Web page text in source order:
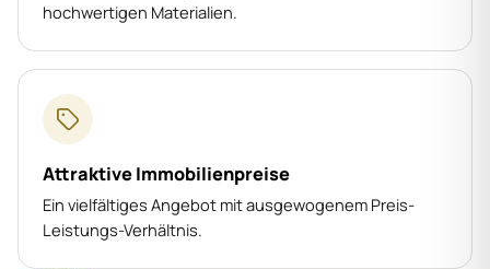
hochwertigen Materialien.
Attraktive Immobilienpreise
Ein vielfältiges Angebot mit ausgewogenem Preis-
Leistungs-Verhältnis.